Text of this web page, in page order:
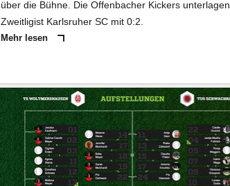
über die Bühne. Die Offenbacher Kickers unterlagen
Zweitligist Karlsruher SC mit 0:2.
Mehr lesen